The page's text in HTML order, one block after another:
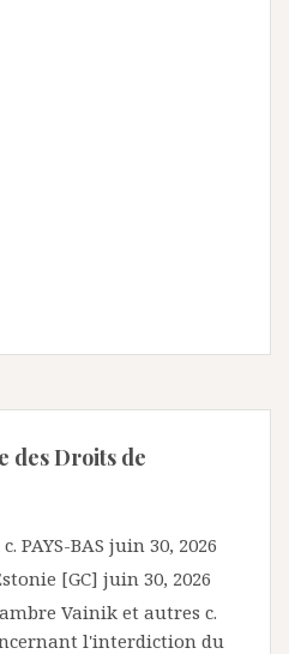
des Droits de
PAYS-BAS juin 30, 2026
[GC] juin 30, 2026
Vainik et autres c.
l'interdiction du